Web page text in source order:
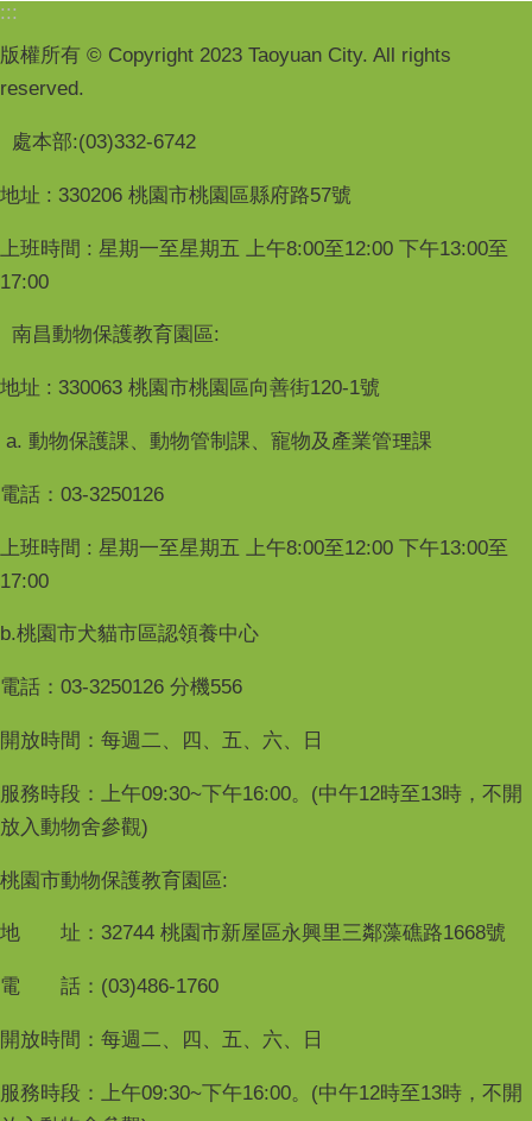
:::
版權所有 © Copyright 2023 Taoyuan City. All rights
reserved.
處本部:(03)332-6742
地址 : 330206 桃園市桃園區縣府路57號
上班時間 : 星期一至星期五 上午8:00至12:00 下午13:00至
17:00
南昌動物保護教育園區:
地址 : 330063 桃園市桃園區向善街120-1號
a. 動物保護課、動物管制課、寵物及產業管理課
電話：03-3250126
上班時間 : 星期一至星期五 上午8:00至12:00 下午13:00至
17:00
b.桃園市犬貓市區認領養中心
電話：03-3250126 分機556
開放時間：每週二、四、五、六、日
服務時段：上午09:30~下午16:00。(中午12時至13時，不開
放入動物舍參觀)
桃園市動物保護教育園區:
地 址：32744 桃園市新屋區永興里三鄰藻礁路1668號
電 話：(03)486-1760
開放時間：每週二、四、五、六、日
服務時段：上午09:30~下午16:00。(中午12時至13時，不開